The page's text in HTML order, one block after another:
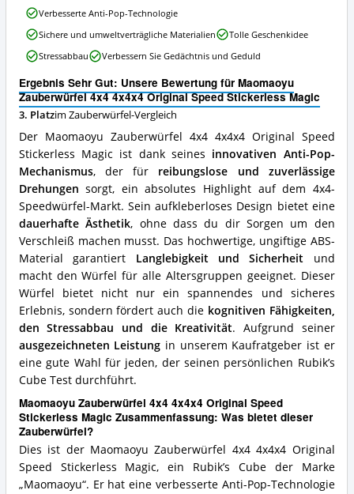
dieser
Zauberwürfel
erhältlich?
Ergebnis Sehr Gut: Unsere Bewertung für Maomaoyu
Zauberwürfel 4x4 4x4x4 Original Speed Stickerless Magic
3. Platzim Zauberwürfel-Vergleich
Der Maomaoyu Zauberwürfel 4x4 4x4x4 Original Speed
Stickerless Magic ist dank seines innovativen Anti-Pop-
Mechanismus, der für reibungslose und zuverlässige
Drehungen sorgt, ein absolutes Highlight auf dem 4x4-
Speedwürfel-Markt. Sein aufkleberloses Design bietet eine
dauerhafte Ästhetik, ohne dass du dir Sorgen um den
Verschleiß machen musst. Das hochwertige, ungiftige ABS-
Material garantiert Langlebigkeit und Sicherheit und
macht den Würfel für alle Altersgruppen geeignet. Dieser
Würfel bietet nicht nur ein spannendes und sicheres
Erlebnis, sondern fördert auch die kognitiven Fähigkeiten,
den Stressabbau und die Kreativität. Aufgrund seiner
ausgezeichneten Leistung in unserem Kaufratgeber ist er
eine gute Wahl für jeden, der seinen persönlichen Rubik’s
Cube Test durchführt.
Maomaoyu Zauberwürfel 4x4 4x4x4 Original Speed
Stickerless Magic Zusammenfassung: Was bietet dieser
Zauberwürfel?
Dies ist der Maomaoyu Zauberwürfel 4x4 4x4x4 Original
Speed Stickerless Magic, ein Rubik’s Cube der Marke
„Maomaoyu“. Er hat eine verbesserte Anti-Pop-Technologie
Maomaoyu
Zauberwürfel
4x4
4x4x4
Original
Speed
Stickerless
Magic
Was
spricht
für
diesen
Zauberwürfel?
Verbesserte Anti-Pop-Technologie
Sichere und umweltverträgliche Materialien
Tolle Geschenkidee
Stressabbau
Verbessern Sie Gedächtnis und Geduld